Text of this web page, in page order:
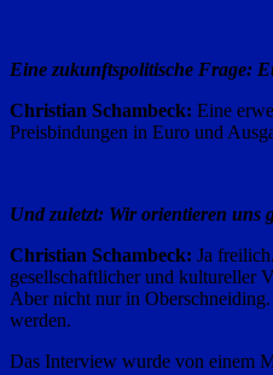
Eine zukunftspolitische Frage:
Christian Schambeck: Eine
Preisbindungen in Euro und
Und zuletzt: Wir orientieren uns
Christian Schambeck: Ja
gesellschaftlicher und kultureller
Aber nicht nur in
werden.
Das Interview wurde von einem